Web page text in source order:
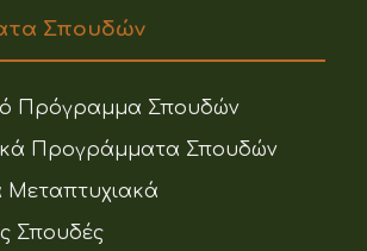
Σπουδών
Πρόγραμμα Σπουδών
Προγράμματα Σπουδών
Μεταπτυχιακά
Σπουδές